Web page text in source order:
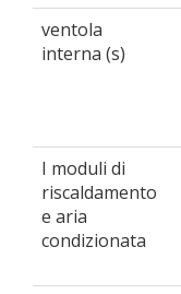
ventola
interna (s)
I moduli di
riscaldamento
e aria
condizionata